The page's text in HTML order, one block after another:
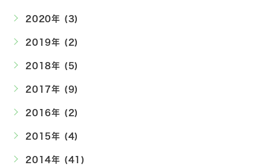
2020年 (3)
2019年 (2)
2018年 (5)
2017年 (9)
2016年 (2)
2015年 (4)
2014年 (41)